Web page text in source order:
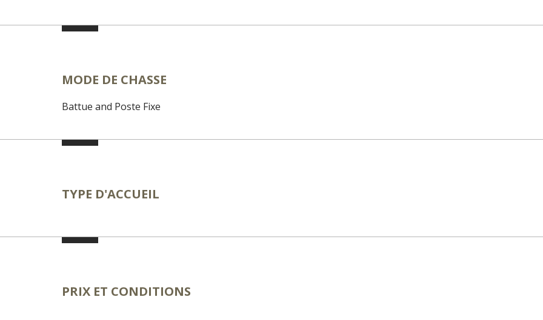
MODE DE CHASSE
Battue and Poste Fixe
TYPE D'ACCUEIL
PRIX ET CONDITIONS